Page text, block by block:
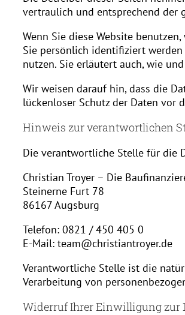
vertraulich und entsprechend der
Wenn Sie diese Website
Sie persönlich identifiziert
nutzen. Sie erläutert auch, wie
Wir weisen darauf hin, dass die
lückenloser Schutz der Daten
Hinweis zur verantwortlichen
Die verantwortliche Stelle für die
Christian Troyer – Die
Steinerne Furt 78
86167 Augsburg
Telefon: 0821 / 450 405 0
E-Mail: team@christiantroyer.de
Verantwortliche Stelle ist die
Verarbeitung von
Widerruf Ihrer Einwilligung zur